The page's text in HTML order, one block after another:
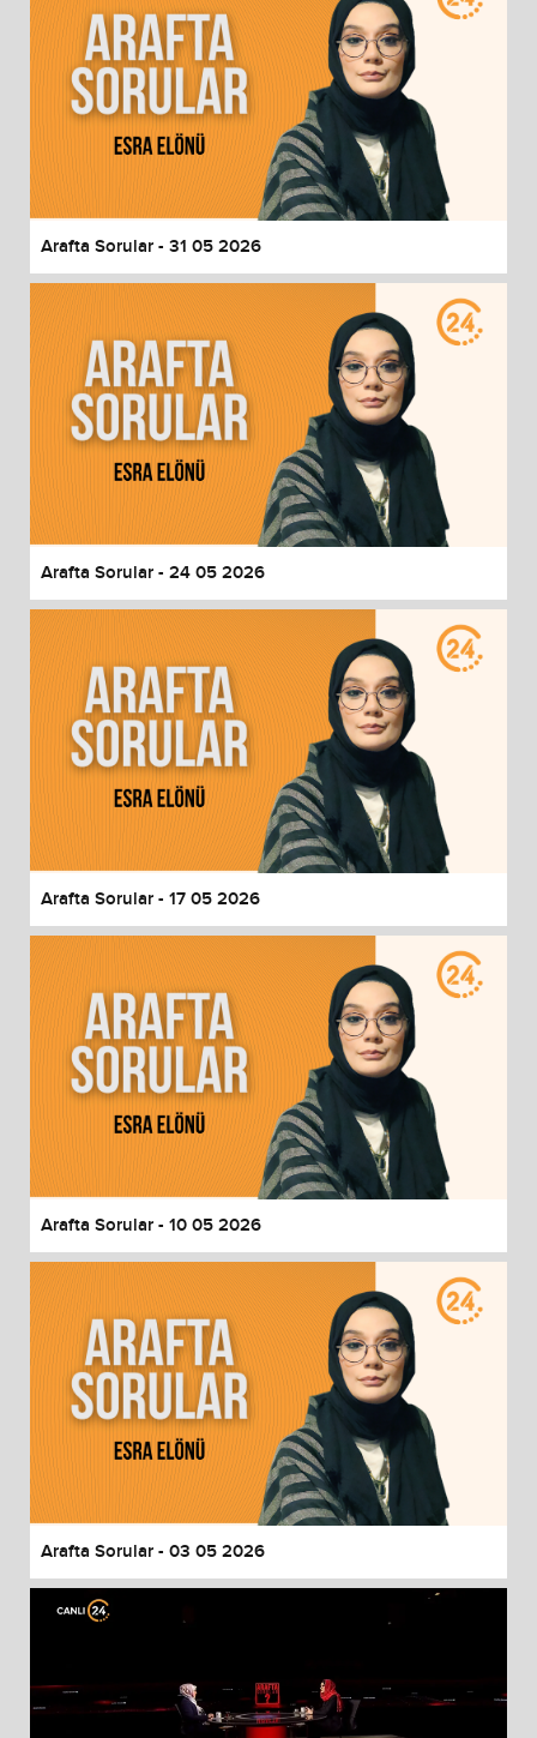
Arafta Sorular - 31 05 2026
Arafta Sorular - 24 05 2026
Arafta Sorular - 17 05 2026
Arafta Sorular - 10 05 2026
Arafta Sorular - 03 05 2026